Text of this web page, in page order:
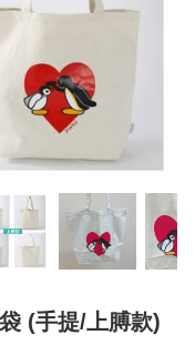
(手提/上膊款)